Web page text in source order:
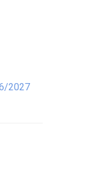
2027